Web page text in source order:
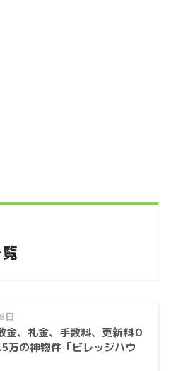
日
金、礼金、手数料、更新料０
万の神物件「ビレッジハウ